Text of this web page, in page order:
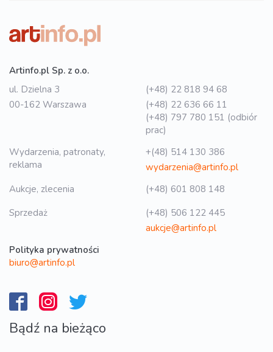
Artinfo.pl Sp. z o.o.
ul. Dzielna 3
00-162 Warszawa
(+48) 22 818 94 68
(+48) 22 636 66 11
(+48) 797 780 151 (odbiór
prac)
Wydarzenia, patronaty,
reklama
+(48) 514 130 386
wydarzenia@artinfo.pl
Aukcje, zlecenia
(+48) 601 808 148
Sprzedaż
(+48) 506 122 445
aukcje@artinfo.pl
Polityka prywatności
biuro@artinfo.pl
Bądź na bieżąco